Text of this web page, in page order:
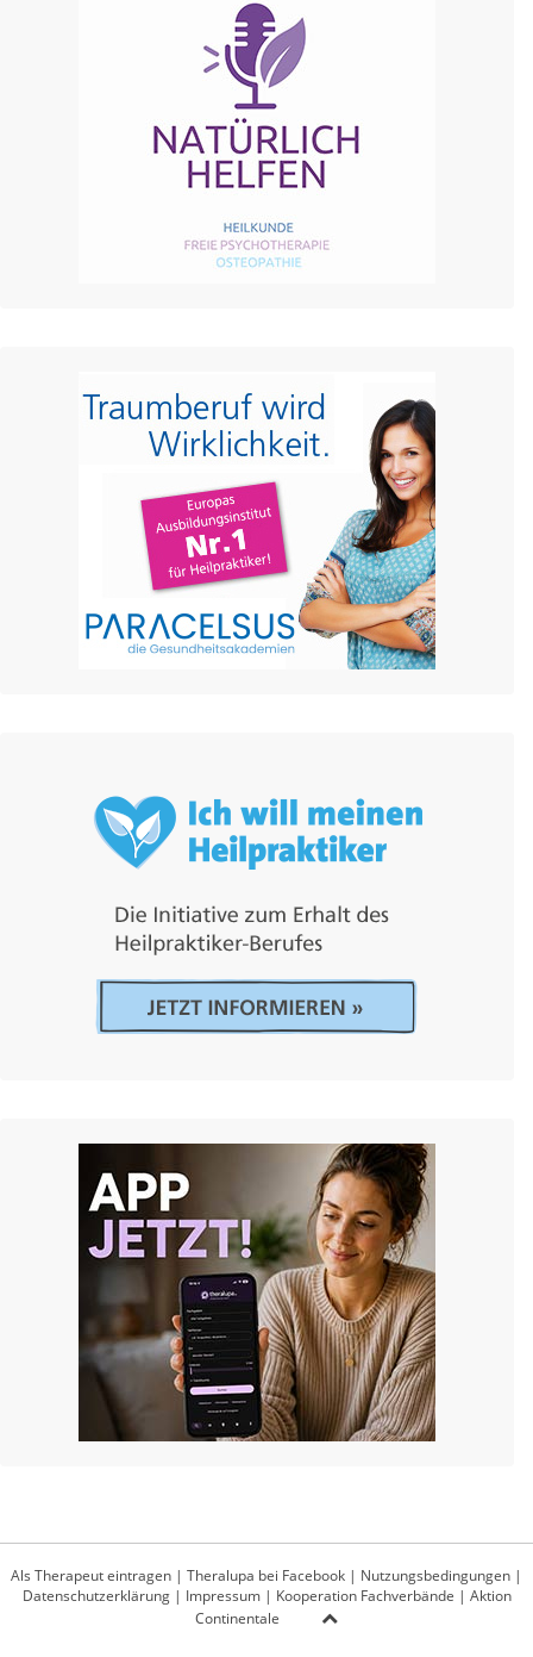
Als Therapeut eintragen | Theralupa bei Facebook | Nutzungsbedingungen |
Datenschutzerklärung| Impressum| Kooperation Fachverbände | Aktion
Continentale